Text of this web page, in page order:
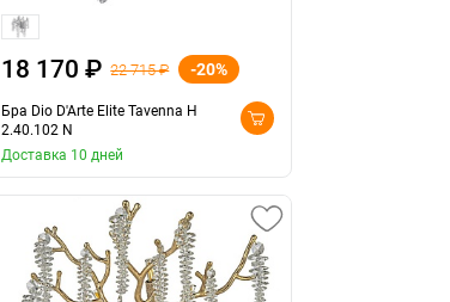
18 170 ₽ 22 715 ₽ -20%
Бра Dio D'Arte Elite Tavenna H
2.40.102 N
Доставка 10 дней